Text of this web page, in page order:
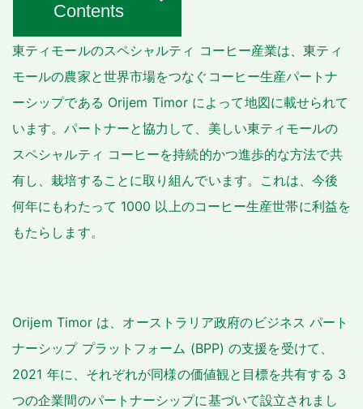
Contents
東ティモールのスペシャルティ コーヒー産業は、東ティ
モールの農家と世界市場をつなぐコーヒー生産パートナ
ーシップである Orijem Timor によって地図に載せられて
います。パートナーと協力して、美しい東ティモールの
スペシャルティ コーヒーを持続的かつ進歩的な方法で共
有し、栽培することに取り組んでいます。これは、今後
何年にもわたって 1000 以上のコーヒー生産世帯に利益を
もたらします。
Orijem Timor は、オーストラリア政府のビジネス パート
ナーシップ プラットフォーム (BPP) の支援を受けて、
2021 年に、それぞれが同様の価値観と目標を共有する 3
つの企業間のパートナーシップに基づいて設立されまし